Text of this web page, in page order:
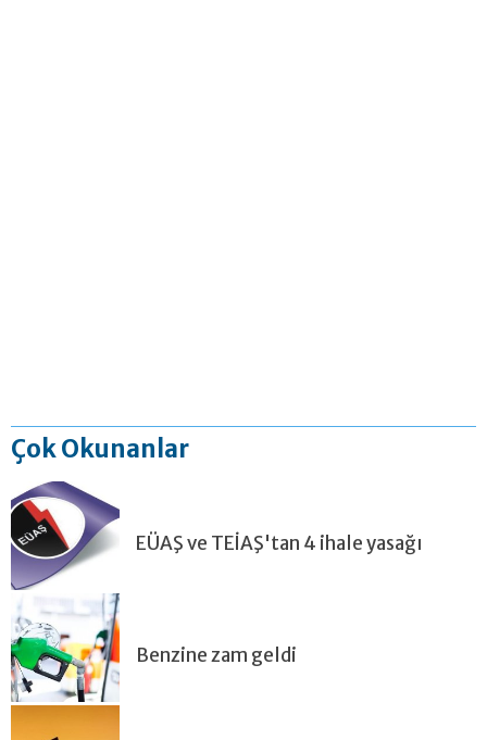
Çok Okunanlar
EÜAŞ ve TEİAŞ'tan 4 ihale yasağı
Benzine zam geldi